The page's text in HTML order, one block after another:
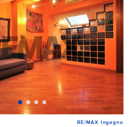
RE/MAX Ingegno